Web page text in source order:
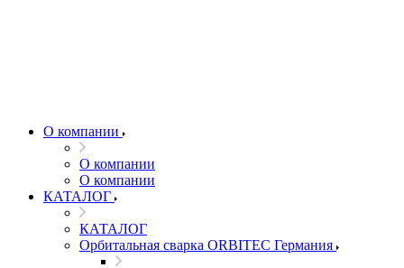
О компании
О компании
О компании
КАТАЛОГ
КАТАЛОГ
Орбитальная сварка ORBITEC Германия